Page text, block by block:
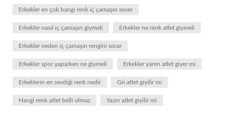
Erkekler en çok hangi renk iç çamaşırı sever
Erkekler nasıl iç çamaşırı giymeli Erkekler ne renk atlet giymeli
Erkekler neden iç çamaşırı rengini sorar
Erkekler spor yaparken ne giymeli Erkekler yarım atlet giyer mi
Erkeklerin en sevdiği renk nedir Gri atlet giyilir mi
Hangi renk atlet belli olmaz Yazın atlet giyilir mi